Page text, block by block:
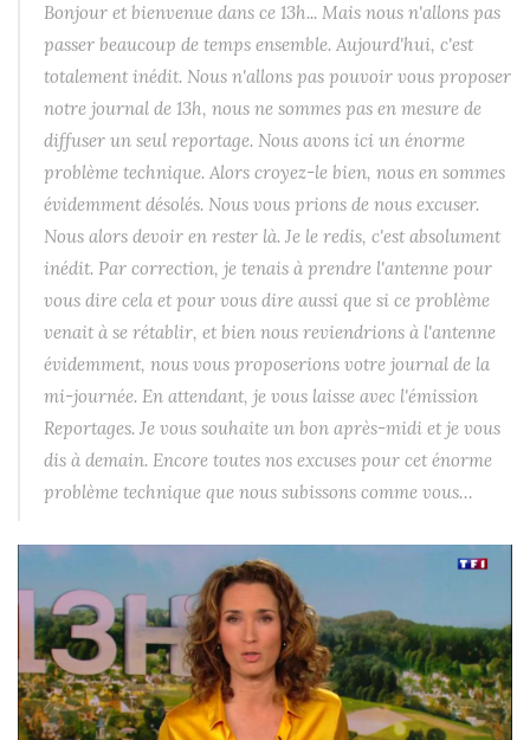
Bonjour et bienvenue dans ce 13h... Mais nous n'allons pas
passer beaucoup de temps ensemble. Aujourd'hui, c'est
totalement inédit. Nous n'allons pas pouvoir vous proposer
notre journal de 13h, nous ne sommes pas en mesure de
diffuser un seul reportage. Nous avons ici un énorme
problème technique. Alors croyez-le bien, nous en sommes
évidemment désolés. Nous vous prions de nous excuser.
Nous alors devoir en rester là. Je le redis, c'est absolument
inédit. Par correction, je tenais à prendre l'antenne pour
vous dire cela et pour vous dire aussi que si ce problème
venait à se rétablir, et bien nous reviendrions à l'antenne
évidemment, nous vous proposerions votre journal de la
mi-journée. En attendant, je vous laisse avec l'émission
Reportages. Je vous souhaite un bon après-midi et je vous
dis à demain. Encore toutes nos excuses pour cet énorme
problème technique que nous subissons comme vous…